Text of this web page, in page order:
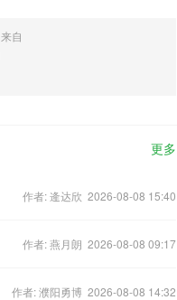
来自
更多
作者: 逄达欣 2026-08-08 15:40
作者: 燕月朗 2026-08-08 09:17
作者: 濮阳勇博 2026-08-08 14:32